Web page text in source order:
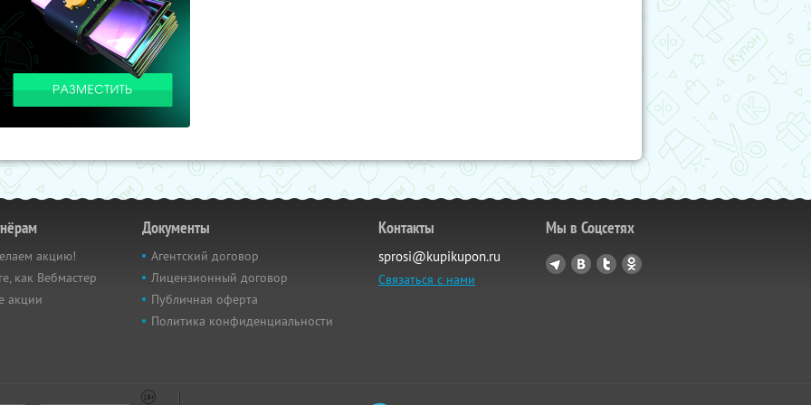
акцию!
как Вебмастер
акции
Документы
Агентский договор
Лицензионный договор
Публичная оферта
Политика конфиденциальности
Контакты
sprosi@kupikupon.ru
Связаться с нами
Мы в Соцсетях